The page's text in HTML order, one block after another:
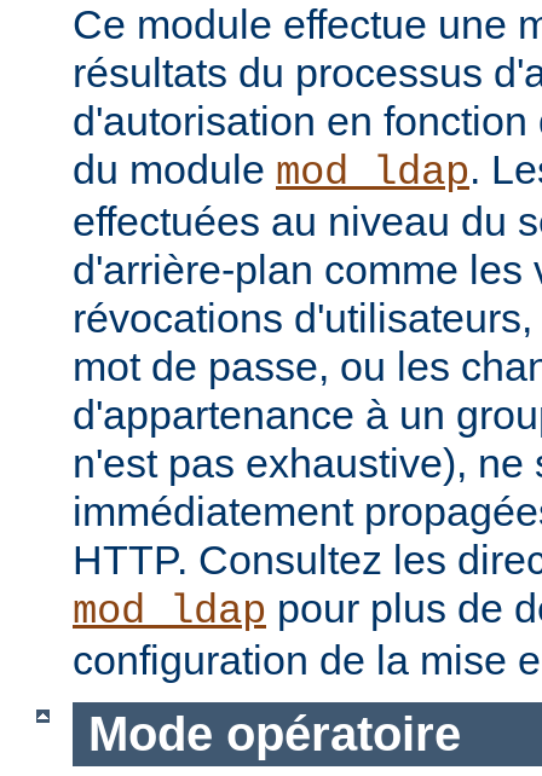
Ce module effectue une
résultats du processus
d'autorisation en
du module mod_ldap.
effectuées au niveau du
d'arrière-plan comme les
révocations
mot de passe, ou les
d'appartenance à un
n'est pas exhaustive), ne
immédiatement
HTTP. Consultez les
mod_ldap pour plus de
configuration de la mise
Mode opératoire